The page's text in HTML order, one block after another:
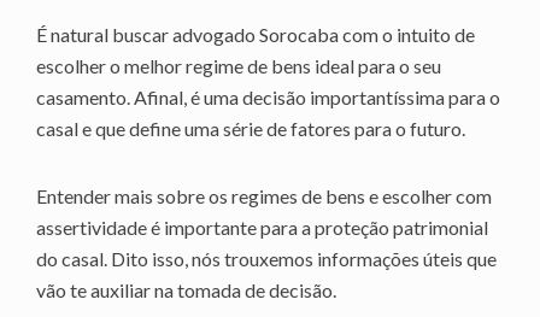
É natural buscar advogado Sorocaba com o intuito de
escolher o melhor regime de bens ideal para o seu
casamento. Afinal, é uma decisão importantíssima para o
casal e que define uma série de fatores para o futuro.
Entender mais sobre os regimes de bens e escolher com
assertividade é importante para a proteção patrimonial
do casal. Dito isso, nós trouxemos informações úteis que
vão te auxiliar na tomada de decisão.